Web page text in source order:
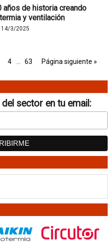
de historia creando
y ventilación
14/3/2025
4 63 Página siguiente »
sector en tu email: